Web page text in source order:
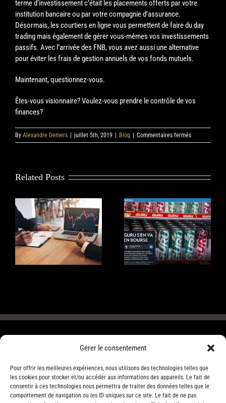
Gérer le consentement
Pour offrir les meilleures expériences, nous utilisons des technologies telles que
les cookies pour stocker et/ou accéder aux informations des appareils. Le fait de
consentir à ces technologies nous permettra de traiter des données telles que le
comportement de navigation ou les ID uniques sur ce site. Le fait de ne pas
terme d’investissement c’était les placements offerts par votre
institution bancaire ou par votre compagnie d’assurance.
Désormais, les courtiers en ligne vous permettent de faire du day
trading mais également de gérer vous-mêmes vos investissements
passifs. Avec l’arrivée des FNB, vous avez aussi une alternative
pour éviter les frais de gestion annuels de vos fonds mutuels.
Maintenant, questionnez-vous.
Êtes-vous visionnaire? Voulez-vous prendre le contrôle de vos
finances?
By Alexandre Demers | juillet 5th, 2019 | Blog | Commentaires ferméssur
eSport
Related Posts
Qu’est-ce qu’une
introduction en
Bourse?
Comprendre le
versement de
dividendes des
actions cotées en